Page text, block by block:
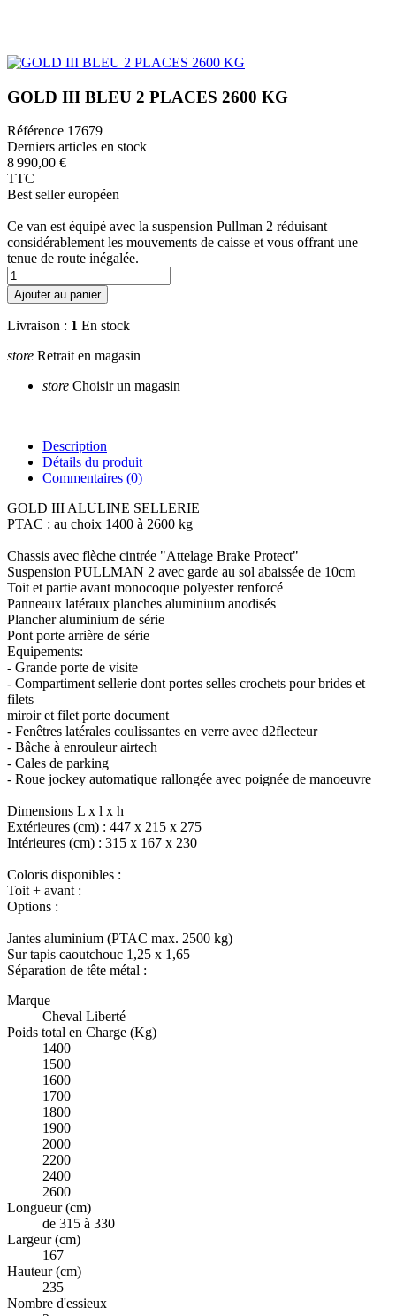
GOLD III BLEU 2 PLACES 2600 KG
Référence 17679
Derniers articles en stock
8 990,00 €
TTC
Best seller européen
Ce van est équipé avec la suspension Pullman 2 réduisant
considérablement les mouvements de caisse et vous offrant une
tenue de route inégalée.
Ajouter au panier
Livraison : 1 En stock
store Retrait en magasin
store Choisir un magasin
Description
Détails du produit
Commentaires (0)
GOLD III ALULINE SELLERIE
PTAC : au choix 1400 à 2600 kg
Chassis avec flèche cintrée "Attelage Brake Protect"
Suspension PULLMAN 2 avec garde au sol abaissée de 10cm
Toit et partie avant monocoque polyester renforcé
Panneaux latéraux planches aluminium anodisés
Plancher aluminium de série
Pont porte arrière de série
Equipements:
- Grande porte de visite
- Compartiment sellerie dont portes selles crochets pour brides et
filets
miroir et filet porte document
- Fenêtres latérales coulissantes en verre avec d2flecteur
- Bâche à enrouleur airtech
- Cales de parking
- Roue jockey automatique rallongée avec poignée de manoeuvre
Dimensions L x l x h
Extérieures (cm) : 447 x 215 x 275
Intérieures (cm) : 315 x 167 x 230
Coloris disponibles :
Toit + avant :
Options :
Jantes aluminium (PTAC max. 2500 kg)
Sur tapis caoutchouc 1,25 x 1,65
Séparation de tête métal :
Marque
Cheval Liberté
Poids total en Charge (Kg)
1400
1500
1600
1700
1800
1900
2000
2200
2400
2600
Longueur (cm)
de 315 à 330
Largeur (cm)
167
Hauteur (cm)
235
Nombre d'essieux